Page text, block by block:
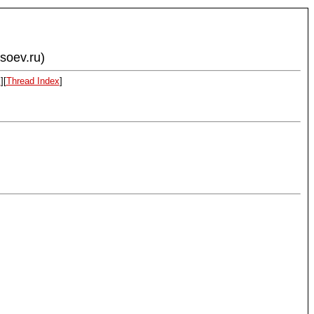
][Thread Index]